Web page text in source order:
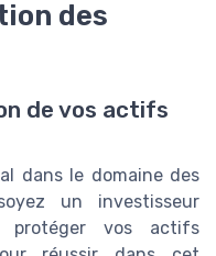
des
de vos actifs
dans le domaine des
un investisseur
protéger vos actifs